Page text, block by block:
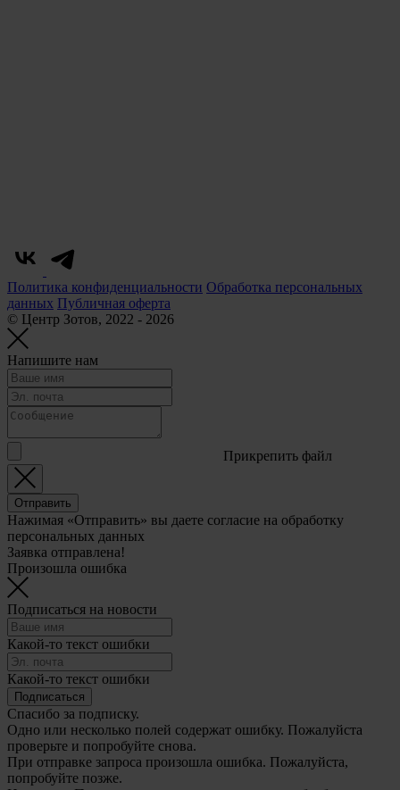
Политика конфиденциальности Обработка персональных
данных Публичная оферта
© Центр Зотов, 2022 - 2026
Напишите нам
Прикрепить файл
Отправить
Нажимая «Отправить» вы даете согласие на обработку
персональных данных
Заявка отправлена!
Произошла ошибка
Подписаться на новости
Какой-то текст ошибки
Какой-то текст ошибки
Подписаться
Спасибо за подписку.
Одно или несколько полей содержат ошибку. Пожалуйста
проверьте и попробуйте снова.
При отправке запроса произошла ошибка. Пожалуйста,
попробуйте позже.